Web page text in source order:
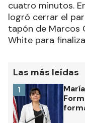
cuatro minutos.
logró cerrar el
tapón de Marcos
White para
Las más leídas
1